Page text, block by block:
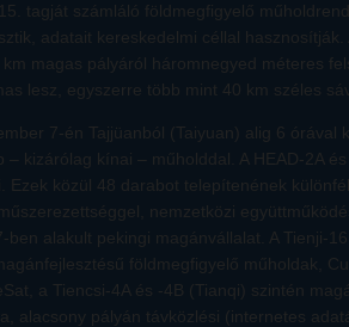
tagját számláló földmegfigyelő
adatait kereskedelmi céllal
magas pályáról háromnegyed méteres
lesz, egyszerre több mint 40 km széles
7-én Tajjüanból (Taiyuan) alig 6 órával
– kizárólag kínai – műholddal. A HEAD-2A
Ezek közül 48 darabot telepítenének
nemzetközi
ben alakult pekingi magánvállalat. A Tienji-
földmegfigyelő műholdak,
a Tiencsi-4A és -4B (Tianqi) szintén
alacsony pályán távközlési (internetes